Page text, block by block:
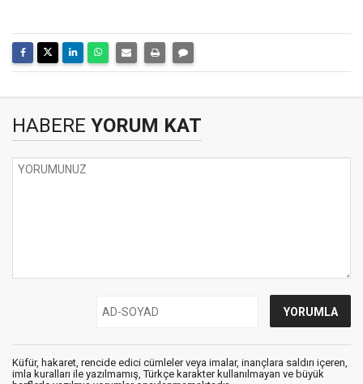
HABERE YORUM KAT
Küfür, hakaret, rencide edici cümleler veya imalar, inançlara saldırı içeren,
imla kuralları ile yazılmamış, Türkçe karakter kullanılmayan ve büyük